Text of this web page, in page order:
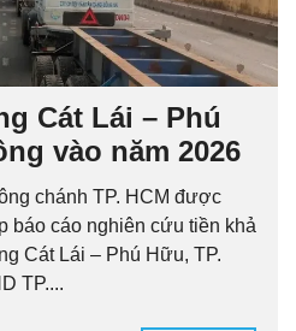
Cát Lái – Phú
vào năm 2026
chánh TP. HCM được
báo cáo nghiên cứu tiền khả
Cát Lái – Phú Hữu, TP.
TP....